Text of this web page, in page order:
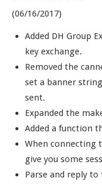
(06/16/2017)
Added DH Group
key exchange.
Removed the
set a banner
sent.
Expanded the
Added a function
When connecting
give you some
Parse and reply to